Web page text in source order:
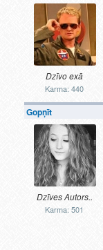
Dzīvo exā
Karma: 440
Gopņīt
Dzīves Autors..
Karma: 501